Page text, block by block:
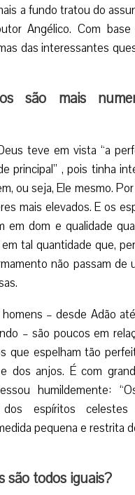
a fundo tratou do
Angélico. Com
das interessantes
são mais
teve em vista “a
principal” , pois tinha
ou seja, Ele mesmo.
mais elevados. E os
em dom e qualidade
tal quantidade que,
não passam de
– desde Adão
– são poucos em
que espelham tão
dos anjos. É com
humildemente:
dos espíritos celestes
pequena e restrita
são todos iguais?